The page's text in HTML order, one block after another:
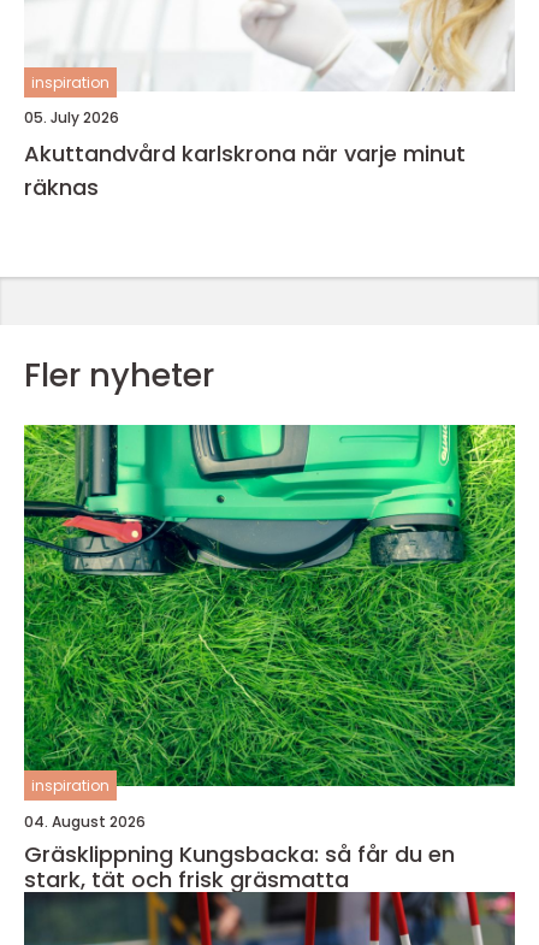
inspiration
05. July 2026
Akuttandvård karlskrona när varje minut
räknas
Fler nyheter
inspiration
04. August 2026
Gräsklippning Kungsbacka: så får du en
stark, tät och frisk gräsmatta